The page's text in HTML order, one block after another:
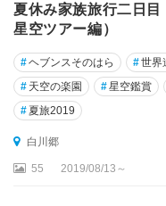
夏休み家族旅行二日
星空ツアー編）
#ヘブンスそのはら #世界
# 天空の楽園 #星空鑑賞
# 夏旅2019
白川郷
55 2019/08/13～